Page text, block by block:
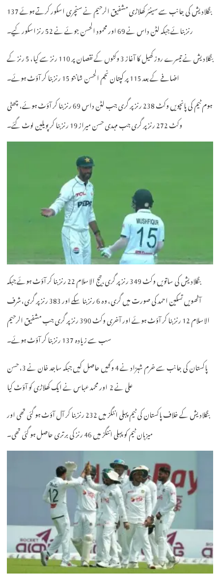
بنگلادیش کی جانب سے سینئر کھلاڑی مشفیق الرحیم نے سنچری اسکور کرتے ہوئے 137
رنز بنائے جبکہ لٹن داس نے 69 اور محمود الحسن جوئے نے 52 رنز اسکور کیے۔
بنگلادیش نے تیسرے روز کھیل کا آغاز 3 وکٹوں کے نقصان پر 110 رنز سے کیا، 5 رنز کے
اضافے کے بعد 115 پر کپتان نجم الحسن شانتو 15 رنز بنا کر آؤٹ ہوئے۔
ہوم ٹیم کی پانچویں وکٹ 238 رنز پر گری جب لٹن داس 69 رنز بنا کر آؤٹ ہوئے، چھٹی
وکٹ 272 رنز پر گری جب مہدی حسن میراز 19 رنز بنا کر پویلین لوٹ گئے۔
بنگلادیش کی ساتویں وکٹ 349 رنز پر گری، تیج الاسلام 22 رنز بنا کر آؤٹ ہوئے جبکہ
آٹھویں تسکین احمد کی صورت میں گری، وہ 6 رنز بنا سکے اور 383 رنز پر گری، شرف
الاسلام 12 رنز بنا کر آؤٹ ہوئے اور آخری وکٹ 390 رنز پر گری جب مشفیق الرحیم
سب سے زیادہ 137 رنز بنا کر آؤٹ ہوئے۔
پاکستان کی جانب سے خرم شہزاد نے 4 وکٹیں حاصل کیں جبکہ ساجد خان نے 3، حسن
علی نے 2 اور محمد عباس نے ایک کھلاڑی کو آؤٹ کیا
بنگلادیش کے خلاف پاکستان کی ٹیم پہلی اننگز میں 232 رنز بنا کر آل آؤٹ ہو گئی تھی اور
میزبان ٹیم کو پہلی اننگز میں 46 رنز کی برتری حاصل ہو گئی تھی۔